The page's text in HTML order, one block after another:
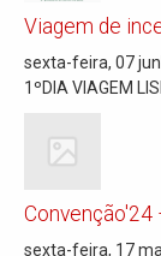
Viagem de
sexta-feira, 07
1ºDIA VIAGEM
Convenção'24
sexta-feira, 17